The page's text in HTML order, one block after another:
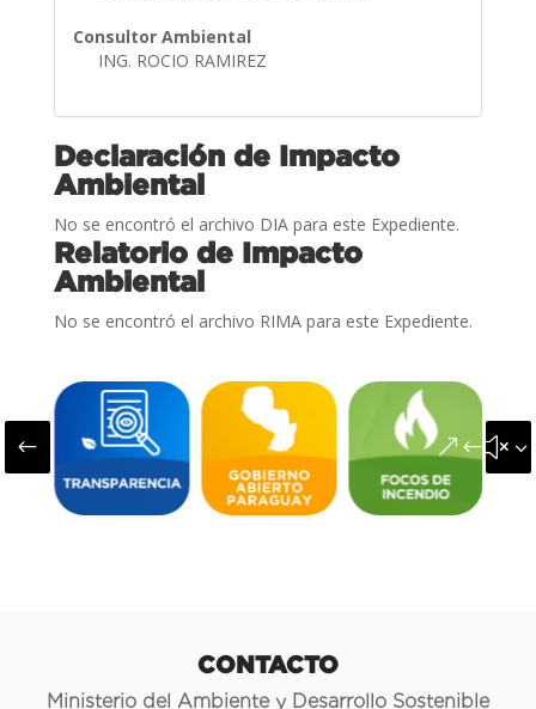
Consultor Ambiental
ING. ROCIO RAMIREZ
Declaración de Impacto
Ambiental
No se encontró el archivo DIA para este Expediente.
Relatorio de Impacto
Ambiental
No se encontró el archivo RIMA para este Expediente.
#
CONTACTO
Ministerio del Ambiente y Desarrollo Sostenible